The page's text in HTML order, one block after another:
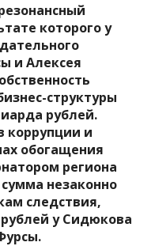
которого у
и Алексея
структуры
рублей.
коррупции и
обогащения
региона
незаконно
следствия,
у Сидюкова